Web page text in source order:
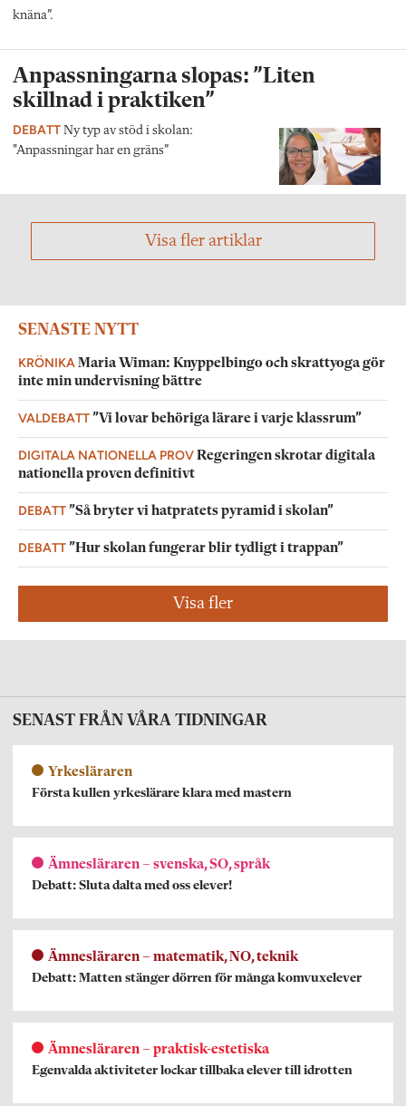
knäna”.
Anpassningarna slopas: ”Liten
skillnad i praktiken”
DEBATT Ny typ av stöd i skolan:
"Anpassningar har en gräns”
Visa fler artiklar
SENASTE NYTT
KRÖNIKA Maria Wiman: Knyppelbingo och skrattyoga gör
inte min undervisning bättre
VALDEBATT”Vi lovar behöriga lärare i varje klassrum”
DIGITALA NATIONELLA PROVRegeringen skrotar digitala
nationella proven definitivt
DEBATT”Så bryter vi hatpratets pyramid i skolan”
DEBATT”Hur skolan fungerar blir tydligt i trappan”
Visa fler
SENAST FRÅN VÅRA TIDNINGAR
Yrkesläraren
Första kullen yrkeslärare klara med mastern
Ämnesläraren – svenska, SO, språk
Debatt: Sluta dalta med oss elever!
Ämnesläraren – matematik, NO, teknik
Debatt: Matten stänger dörren för många komvuxelever
Ämnesläraren – praktisk-estetiska
Egenvalda aktiviteter lockar tillbaka elever till idrotten